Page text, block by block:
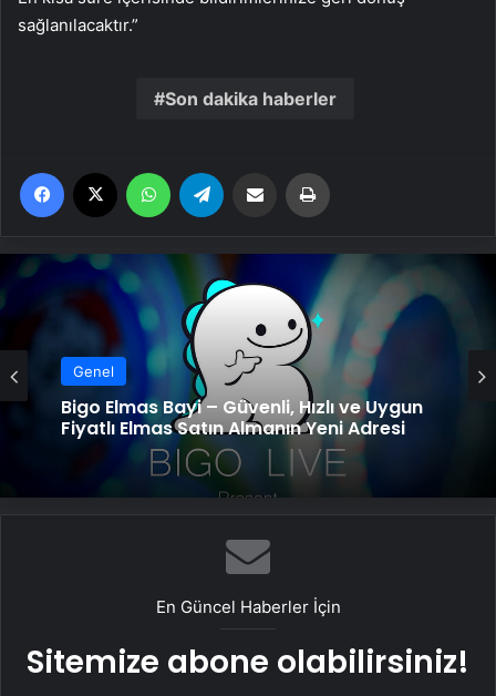
sağlanılacaktır.”
Son dakika haberler
Facebook WhatsApp Email'den paylaş
Genel
Bigo Elmas Bayi – Güvenli, Hızlı ve Uygun
Fiyatlı Elmas Satın Almanın Yeni Adresi
En Güncel Haberler İçin
Sitemize abone olabilirsiniz!